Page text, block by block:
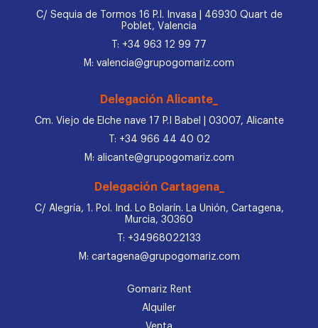
C/ Sequia de Tormos 16 P.I. Invasa | 46930 Quart de
Poblet, Valencia
T: +34 963 12 99 77
M: valencia@grupogomariz.com
Delegación Alicante_
Cm. Viejo de Elche nave 17 P.I Babel | 03007, Alicante
T: +34 966 44 40 02
M: alicante@grupogomariz.com
Delegación Cartagena_
C/ Alegría, 1. Pol. Ind. Lo Bolarín. La Unión, Cartagena,
Murcia, 30360
T: +34968022133
M: cartagena@grupogomariz.com
Gomariz Rent
Alquiler